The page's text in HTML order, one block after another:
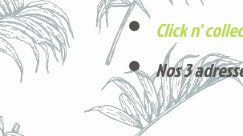
Click n'
Nos 3
Voici nos
Produits